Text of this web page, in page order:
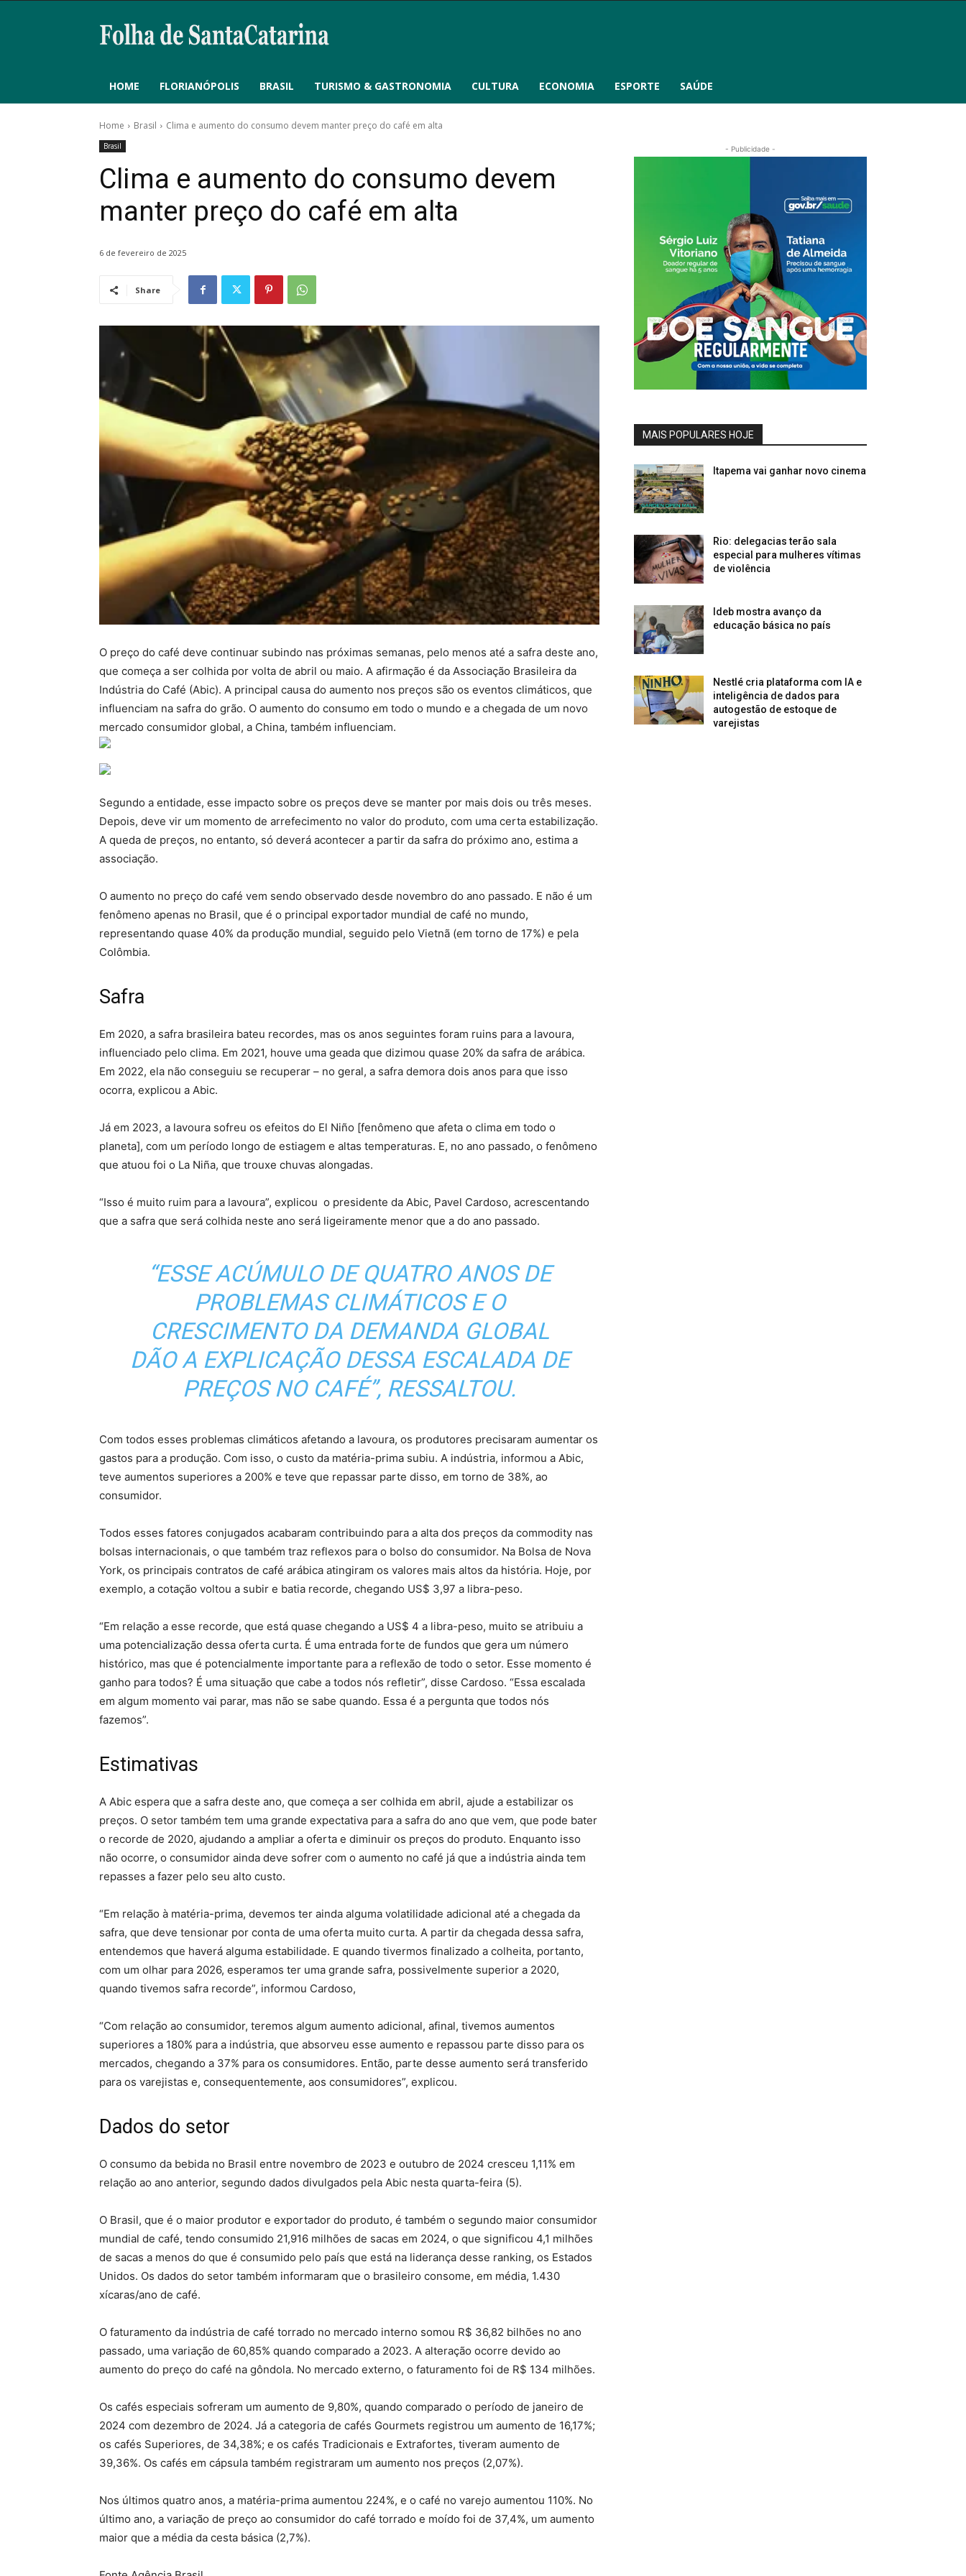
HOME FLORIANÓPOLIS BRASIL TURISMO & GASTRONOMIA CULTURA ECONOMIA ESPORTE SAÚDE
Home Brasil Clima e aumento do consumo devem manter preço do café em alta
Brasil
Clima e aumento do consumo devem
manter preço do café em alta
6 de fevereiro de 2025
Share
O preço do café deve continuar subindo nas próximas semanas, pelo menos até a safra deste ano,
que começa a ser colhida por volta de abril ou maio. A afirmação é da Associação Brasileira da
Indústria do Café (Abic). A principal causa do aumento nos preços são os eventos climáticos, que
influenciam na safra do grão. O aumento do consumo em todo o mundo e a chegada de um novo
mercado consumidor global, a China, também influenciam.
Segundo a entidade, esse impacto sobre os preços deve se manter por mais dois ou três meses.
Depois, deve vir um momento de arrefecimento no valor do produto, com uma certa estabilização.
A queda de preços, no entanto, só deverá acontecer a partir da safra do próximo ano, estima a
associação.
O aumento no preço do café vem sendo observado desde novembro do ano passado. E não é um
fenômeno apenas no Brasil, que é o principal exportador mundial de café no mundo,
representando quase 40% da produção mundial, seguido pelo Vietnã (em torno de 17%) e pela
Colômbia.
Safra
Em 2020, a safra brasileira bateu recordes, mas os anos seguintes foram ruins para a lavoura,
influenciado pelo clima. Em 2021, houve uma geada que dizimou quase 20% da safra de arábica.
Em 2022, ela não conseguiu se recuperar – no geral, a safra demora dois anos para que isso
ocorra, explicou a Abic.
Já em 2023, a lavoura sofreu os efeitos do El Niño [fenômeno que afeta o clima em todo o
planeta], com um período longo de estiagem e altas temperaturas. E, no ano passado, o fenômeno
que atuou foi o La Niña, que trouxe chuvas alongadas.
“Isso é muito ruim para a lavoura”, explicou o presidente da Abic, Pavel Cardoso, acrescentando
que a safra que será colhida neste ano será ligeiramente menor que a do ano passado.
“ESSE ACÚMULO DE QUATRO ANOS DE
PROBLEMAS CLIMÁTICOS E O
CRESCIMENTO DA DEMANDA GLOBAL
DÃO A EXPLICAÇÃO DESSA ESCALADA DE
PREÇOS NO CAFÉ”, RESSALTOU.
Com todos esses problemas climáticos afetando a lavoura, os produtores precisaram aumentar os
gastos para a produção. Com isso, o custo da matéria-prima subiu. A indústria, informou a Abic,
teve aumentos superiores a 200% e teve que repassar parte disso, em torno de 38%, ao
consumidor.
Todos esses fatores conjugados acabaram contribuindo para a alta dos preços da commodity nas
bolsas internacionais, o que também traz reflexos para o bolso do consumidor. Na Bolsa de Nova
York, os principais contratos de café arábica atingiram os valores mais altos da história. Hoje, por
exemplo, a cotação voltou a subir e batia recorde, chegando US$ 3,97 a libra-peso.
“Em relação a esse recorde, que está quase chegando a US$ 4 a libra-peso, muito se atribuiu a
uma potencialização dessa oferta curta. É uma entrada forte de fundos que gera um número
histórico, mas que é potencialmente importante para a reflexão de todo o setor. Esse momento é
ganho para todos? É uma situação que cabe a todos nós refletir”, disse Cardoso. “Essa escalada
em algum momento vai parar, mas não se sabe quando. Essa é a pergunta que todos nós
fazemos”.
Estimativas
A Abic espera que a safra deste ano, que começa a ser colhida em abril, ajude a estabilizar os
preços. O setor também tem uma grande expectativa para a safra do ano que vem, que pode bater
o recorde de 2020, ajudando a ampliar a oferta e diminuir os preços do produto. Enquanto isso
não ocorre, o consumidor ainda deve sofrer com o aumento no café já que a indústria ainda tem
repasses a fazer pelo seu alto custo.
“Em relação à matéria-prima, devemos ter ainda alguma volatilidade adicional até a chegada da
safra, que deve tensionar por conta de uma oferta muito curta. A partir da chegada dessa safra,
entendemos que haverá alguma estabilidade. E quando tivermos finalizado a colheita, portanto,
com um olhar para 2026, esperamos ter uma grande safra, possivelmente superior a 2020,
quando tivemos safra recorde”, informou Cardoso,
“Com relação ao consumidor, teremos algum aumento adicional, afinal, tivemos aumentos
superiores a 180% para a indústria, que absorveu esse aumento e repassou parte disso para os
mercados, chegando a 37% para os consumidores. Então, parte desse aumento será transferido
para os varejistas e, consequentemente, aos consumidores”, explicou.
Dados do setor
O consumo da bebida no Brasil entre novembro de 2023 e outubro de 2024 cresceu 1,11% em
relação ao ano anterior, segundo dados divulgados pela Abic nesta quarta-feira (5).
O Brasil, que é o maior produtor e exportador do produto, é também o segundo maior consumidor
mundial de café, tendo consumido 21,916 milhões de sacas em 2024, o que significou 4,1 milhões
de sacas a menos do que é consumido pelo país que está na liderança desse ranking, os Estados
Unidos. Os dados do setor também informaram que o brasileiro consome, em média, 1.430
xícaras/ano de café.
O faturamento da indústria de café torrado no mercado interno somou R$ 36,82 bilhões no ano
passado, uma variação de 60,85% quando comparado a 2023. A alteração ocorre devido ao
aumento do preço do café na gôndola. No mercado externo, o faturamento foi de R$ 134 milhões.
Os cafés especiais sofreram um aumento de 9,80%, quando comparado o período de janeiro de
2024 com dezembro de 2024. Já a categoria de cafés Gourmets registrou um aumento de 16,17%;
os cafés Superiores, de 34,38%; e os cafés Tradicionais e Extrafortes, tiveram aumento de
39,36%. Os cafés em cápsula também registraram um aumento nos preços (2,07%).
Nos últimos quatro anos, a matéria-prima aumentou 224%, e o café no varejo aumentou 110%. No
último ano, a variação de preço ao consumidor do café torrado e moído foi de 37,4%, um aumento
maior que a média da cesta básica (2,7%).
- Publicidade -
MAIS POPULARES HOJE
Itapema vai ganhar novo cinema
Rio: delegacias terão sala
especial para mulheres vítimas
de violência
Ideb mostra avanço da
educação básica no país
Nestlé cria plataforma com IA e
inteligência de dados para
autogestão de estoque de
varejistas